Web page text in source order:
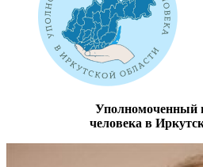
Уполномоченный
человека в